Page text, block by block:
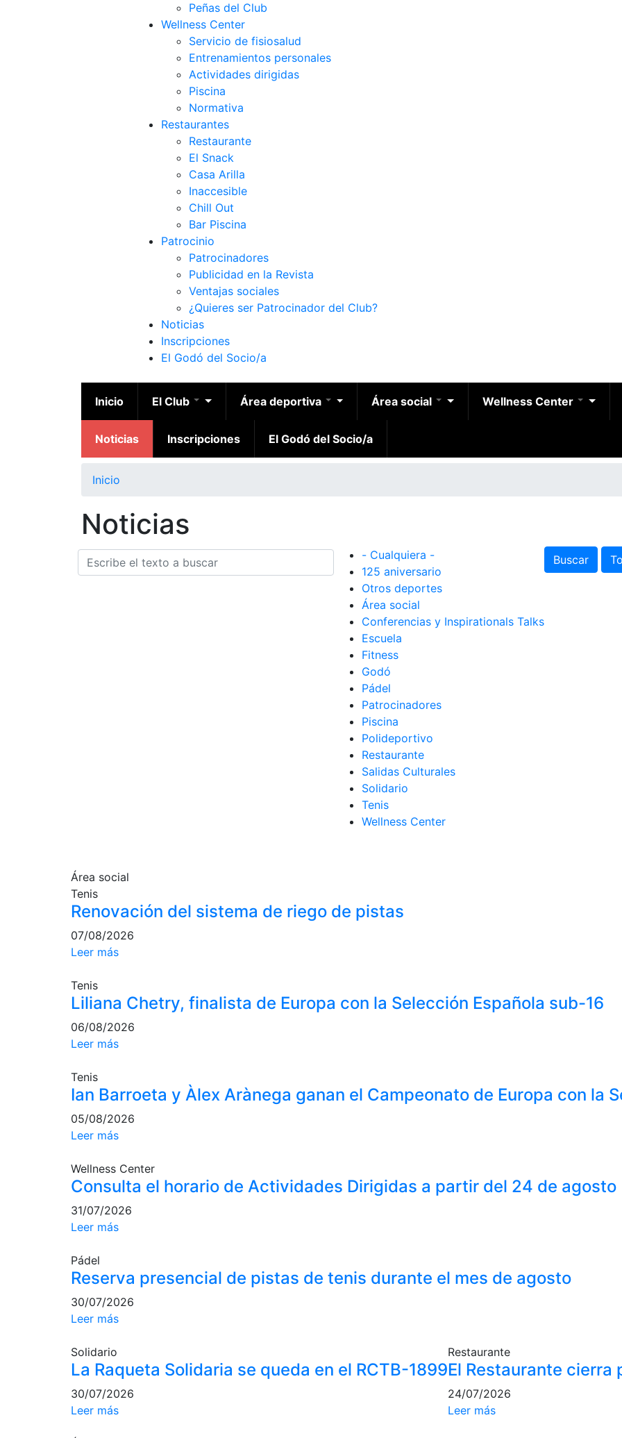
Peñas del Club
Wellness Center
Servicio de fisiosalud
Entrenamientos personales
Actividades dirigidas
Piscina
Normativa
Restaurantes
Restaurante
El Snack
Casa Arilla
Inaccesible
Chill Out
Bar Piscina
Patrocinio
Patrocinadores
Publicidad en la Revista
Ventajas sociales
¿Quieres ser Patrocinador del Club?
Noticias
Inscripciones
El Godó del Socio/a
Inicio El Club Área deportiva Área social Wellness Center
Noticias Inscripciones El Godó del Socio/a
Inicio
Noticias
- Cualquiera -
125 aniversario
Otros deportes
Área social
Conferencias y Inspirationals Talks
Escuela
Fitness
Godó
Pádel
Patrocinadores
Piscina
Polideportivo
Restaurante
Salidas Culturales
Solidario
Tenis
Wellness Center
Buscar
Área social
Tenis
Renovación del sistema de riego de pistas
07/08/2026
Leer más
Tenis
Liliana Chetry, finalista de Europa con la Selección Española sub-16
06/08/2026
Leer más
Tenis
Ian Barroeta y Àlex Arànega ganan el Campeonato de Europa con la
05/08/2026
Leer más
Wellness Center
Consulta el horario de Actividades Dirigidas a partir del 24 de agosto
31/07/2026
Leer más
Pádel
Reserva presencial de pistas de tenis durante el mes de agosto
30/07/2026
Leer más
Solidario
La Raqueta Solidaria se queda en el RCTB-1899
30/07/2026
Leer más
Restaurante
El Restaurante
24/07/2026
Leer más